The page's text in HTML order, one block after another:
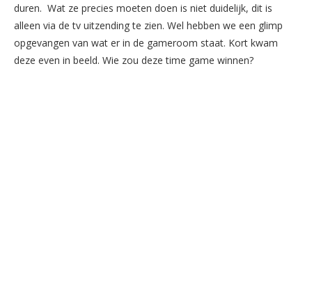
duren. Wat ze precies moeten doen is niet duidelijk, dit is
alleen via de tv uitzending te zien. Wel hebben we een glimp
opgevangen van wat er in de gameroom staat. Kort kwam
deze even in beeld. Wie zou deze time game winnen?